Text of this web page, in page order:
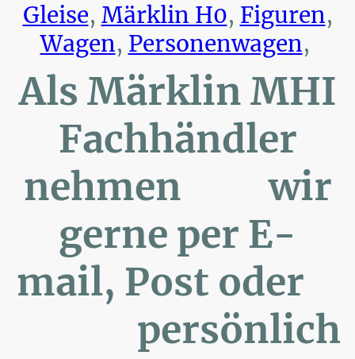
Gleise, Märklin H0, Figuren,
Wagen, Personenwagen,
Als Märklin MHI
Fachhändler
nehmen wir
gerne per E-
mail, Post oder
persönlich